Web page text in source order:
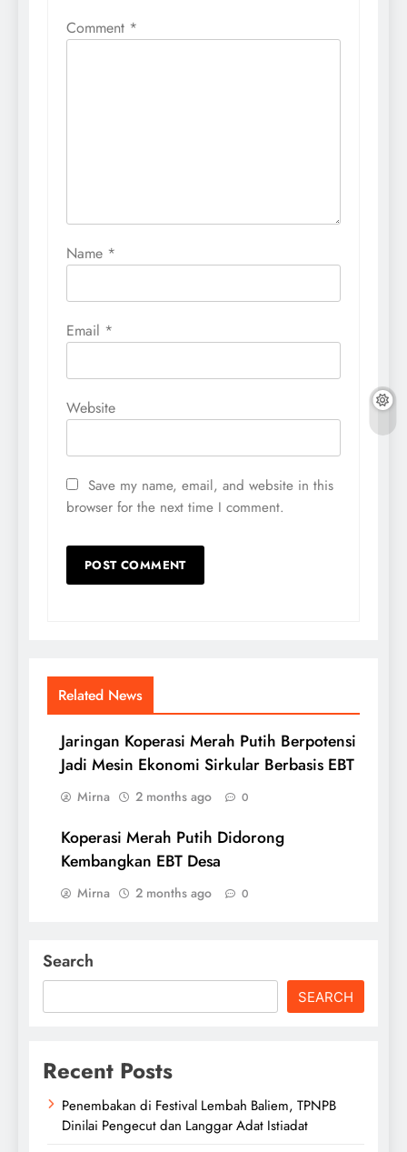
Comment *
Name *
Email *
Website
Save my name, email, and website in this
browser for the next time I comment.
Related News
Jaringan Koperasi Merah Putih Berpotensi
Jadi Mesin Ekonomi Sirkular Berbasis EBT
Mirna 2 months ago 0
Koperasi Merah Putih Didorong
Kembangkan EBT Desa
Mirna 2 months ago 0
Search
SEARCH
Recent Posts
Penembakan di Festival Lembah Baliem, TPNPB
Dinilai Pengecut dan Langgar Adat Istiadat